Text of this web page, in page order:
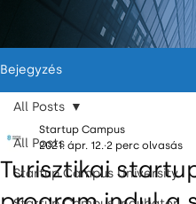
Bejegyzés
All Posts
Startup Campus University
All Posts
Turisztikai
Startup Campus
2021. ápr. 12. 2 perc olvasás